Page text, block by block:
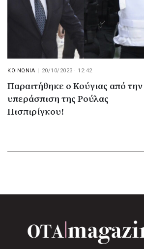
ΚΟΙΝΩΝΙΑ | 20/10/2023 · 12:42
Παραιτήθηκε ο Κούγιας από την
υπεράσπιση της Ρούλας
Πισπιρίγκου!